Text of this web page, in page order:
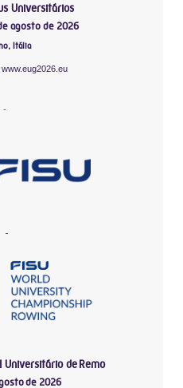
Universitários
agosto de 2026
Itália
www.eug2026.eu
-
-
de Remo
de 2026